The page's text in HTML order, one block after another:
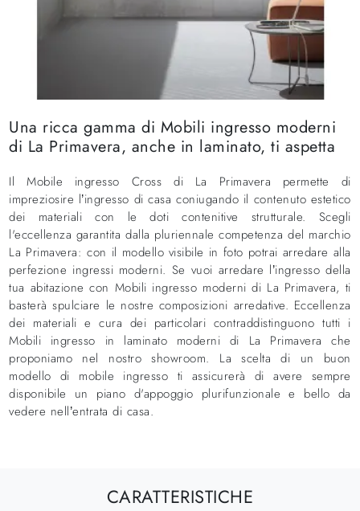
Una ricca gamma di Mobili ingresso moderni
di La Primavera, anche in laminato, ti aspetta
Il Mobile ingresso Cross di La Primavera permette di
impreziosire l’ingresso di casa coniugando il contenuto estetico
dei materiali con le doti contenitive strutturale. Scegli
l'eccellenza garantita dalla pluriennale competenza del marchio
La Primavera: con il modello visibile in foto potrai arredare alla
perfezione ingressi moderni. Se vuoi arredare l’ingresso della
tua abitazione con Mobili ingresso moderni di La Primavera, ti
basterà spulciare le nostre composizioni arredative. Eccellenza
dei materiali e cura dei particolari contraddistinguono tutti i
Mobili ingresso in laminato moderni di La Primavera che
proponiamo nel nostro showroom. La scelta di un buon
modello di mobile ingresso ti assicurerà di avere sempre
disponibile un piano d'appoggio plurifunzionale e bello da
vedere nell’entrata di casa.
CARATTERISTICHE